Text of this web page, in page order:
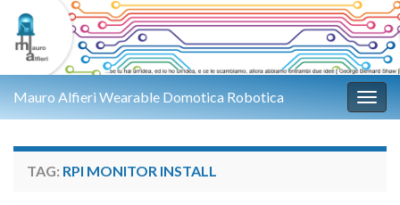
Mauro Alfieri Wearable Domotica Robotica
TAG: RPI MONITOR INSTALL